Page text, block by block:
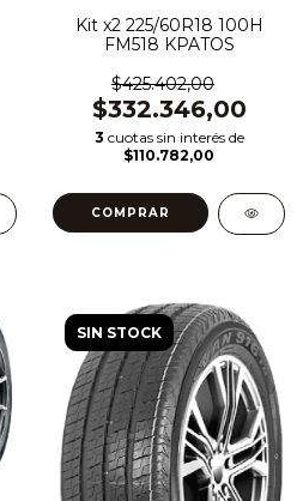
Kit x2 225/60R18 100H
FM518 KPATOS
$425.402,00
$332.346,00
3 cuotas sin interés de
$110.782,00
SIN STOCK